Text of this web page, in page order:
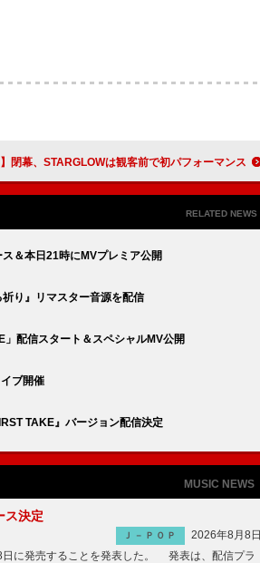
／BE:FIRST／MAZZEL／HANAら出演【BMSG FES'25】閉幕、STARGLOWは観客前で初パフォーマンス
RELATED NEWS
＆本日21時にMVプレミア公開
り』リマスター音源を配信
配信スタート＆スペシャルMV公開
ブ開催
TAKE』バージョン配信決定
MUSIC NEWS
ス決定
Ｊ－ＰＯＰ
2026年8月8日
に発売することを発表した。 発表は、配信プラ